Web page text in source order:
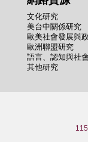
文化研究
美台中關係研究
歐美社會發展與
歐洲聯盟研究
語言、認知與社
其他研究